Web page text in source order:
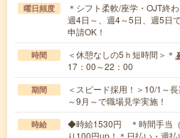
曜日頻度
＊シフト柔軟/座学・OJT終
週4日～、週4～5日、週5日
申請OK！
時間 ＜休憩なしの5ｈ短時間＞＊
17：00～22：00
期間
＜スピード採用！＞10/1～
～9月～で職場見学実施！
時給
◆時給1530円 ＊時間手当
り100円up！＊日払い・週払